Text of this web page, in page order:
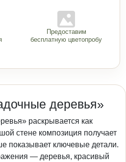
Предоставим
бесплатную цветопробу
деревья»
раскрывается как
стене композиция получает
показывает ключевые детали.
— деревья, красивый